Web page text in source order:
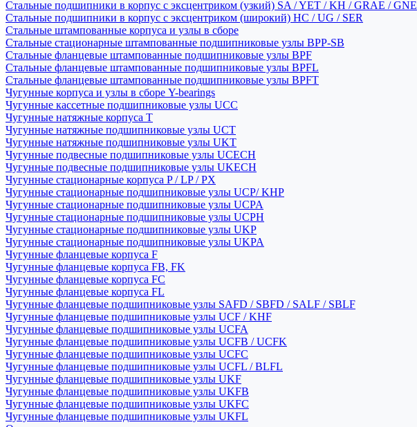
Стальные подшипники в корпус с эксцентриком (узкий) SA / YET / KH / GRAE / GNE
Стальные подшипники в корпус с эксцентриком (широкий) HC / UG / SER
Стальные штампованные корпуса и узлы в сборе
Стальные стационарные штампованные подшипниковые узлы BPP-SB
Стальные фланцевые штампованные подшипниковые узлы BPF
Стальные фланцевые штампованные подшипниковые узлы BPFL
Стальные фланцевые штампованные подшипниковые узлы BPFT
Чугунные корпуса и узлы в сборе Y-bearings
Чугунные кассетные подшипниковые узлы UCC
Чугунные натяжные корпуса T
Чугунные натяжные подшипниковые узлы UCT
Чугунные натяжные подшипниковые узлы UKT
Чугунные подвесные подшипниковые узлы UCECH
Чугунные подвесные подшипниковые узлы UKECH
Чугунные стационарные корпуса P / LP / PX
Чугунные стационарные подшипниковые узлы UCP/ KHP
Чугунные стационарные подшипниковые узлы UCPA
Чугунные стационарные подшипниковые узлы UCPH
Чугунные стационарные подшипниковые узлы UKP
Чугунные стационарные подшипниковые узлы UKPA
Чугунные фланцевые корпуса F
Чугунные фланцевые корпуса FB, FK
Чугунные фланцевые корпуса FC
Чугунные фланцевые корпуса FL
Чугунные фланцевые подшипниковые узлы SAFD / SBFD / SALF / SBLF
Чугунные фланцевые подшипниковые узлы UCF / KHF
Чугунные фланцевые подшипниковые узлы UCFA
Чугунные фланцевые подшипниковые узлы UCFB / UCFK
Чугунные фланцевые подшипниковые узлы UCFC
Чугунные фланцевые подшипниковые узлы UCFL / BLFL
Чугунные фланцевые подшипниковые узлы UKF
Чугунные фланцевые подшипниковые узлы UKFB
Чугунные фланцевые подшипниковые узлы UKFC
Чугунные фланцевые подшипниковые узлы UKFL